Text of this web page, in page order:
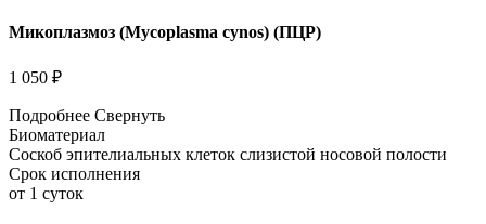
Микоплазмоз (Mycoplasma сynos) (ПЦР)
1 050 ₽
Подробнее Свернуть
Биоматериал
Соскоб эпителиальных клеток слизистой носовой полости
Срок исполнения
от 1 суток